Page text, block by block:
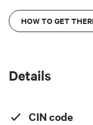
HOW TO GET
Details
CIN code